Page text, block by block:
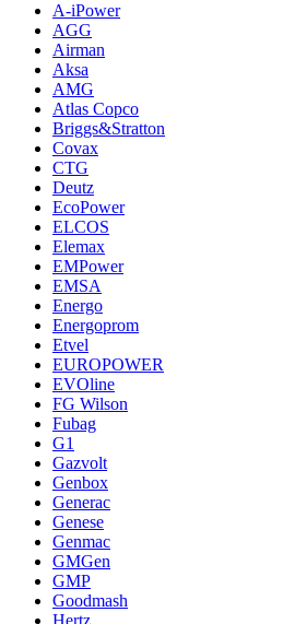
A-iPower
AGG
Airman
Aksa
AMG
Atlas Copco
Briggs&Stratton
Covax
CTG
Deutz
EcoPower
ELCOS
Elemax
EMPower
EMSA
Energo
Energoprom
Etvel
EUROPOWER
EVOline
FG Wilson
Fubag
G1
Gazvolt
Genbox
Generac
Genese
Genmac
GMGen
GMP
Goodmash
Hertz